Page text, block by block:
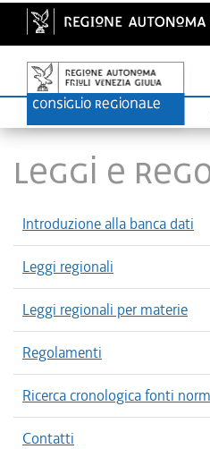
LEGGI E
Introduzione alla banca dati
Leggi regionali
Leggi regionali per materie
Regolamenti
Ricerca cronologica fonti
Contatti